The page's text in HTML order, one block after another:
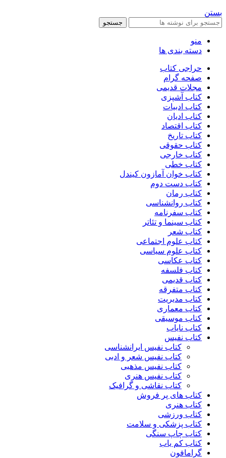
بستن
جستجو
منو
دسته بندی ها
حراجی کتاب
صفحه گرام
مجلات قدیمی
کتاب آشپزی
کتاب ادبیات
کتاب ادیان
کتاب اقتصاد
کتاب تاریخ
کتاب حقوقی
کتاب خارجی
کتاب خطی
کتاب خوان آمازون کیندل
کتاب دست دوم
کتاب رمان
کتاب روانشناسی
کتاب سفرنامه
کتاب سینما و تئاتر
کتاب شعر
کتاب علوم اجتماعی
کتاب علوم سیاسی
کتاب عکاسی
کتاب فلسفه
کتاب قدیمی
کتاب متفرقه
کتاب مدیریت
کتاب معماری
کتاب موسیقی
کتاب نایاب
کتاب نفیس
کتاب نفیس ایرانشناسی
کتاب نفیس شعر و ادبی
کتاب نفیس مذهبی
کتاب نفیس هنری
کتاب نقاشی و گرافیک
کتاب های پر فروش
کتاب هنری
کتاب ورزشی
کتاب پزشکی و سلامت
کتاب چاپ سنگی
کتاب کم یاب
گرامافون